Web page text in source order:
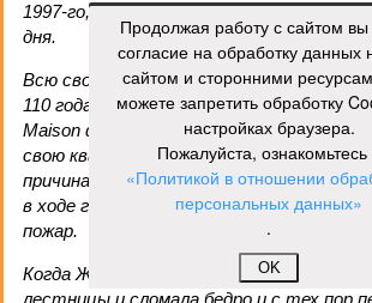
1997-го, – на момент смерти ей было
дня.
Всю свою жизнь она прожила в родном
110 годам решившись на переезд в дом
Maison du Lac, где через 12 лет и
свою квартиру она без особого
причина расставания с родной
в ходе готовки женщина случайно
пожар.
Когда Жанне Кальман было 115 лет, она
лестницы и сломала бедро и с тех пор
Продолжая работу с сайтом вы
согласие на обработку данных
сайтом и сторонними
можете запретить обработку
настройках браузера.
Пожалуйста, ознакомьтесь
«Политикой в отношении
персональных данных»
.
OK